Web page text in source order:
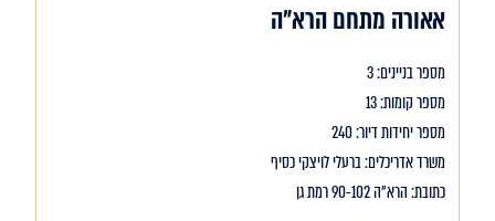
אאורה מתחם הרא"ה
מספר בניינים: 3
מספר קומות: 13
מספר יחידות דיור: 240
משרד אדריכלים: ברעלי לויצקי כסיף
כתובת: הרא"ה 90-102 רמת גן